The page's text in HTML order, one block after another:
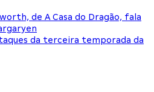
de A Casa do Dragão, fala
da terceira temporada da